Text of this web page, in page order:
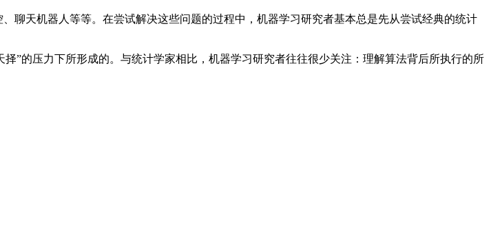
天机器人等等。在尝试解决这些问题的过程中，机器学习研究者基本总是先从尝试经典的统计
的压力下所形成的。与统计学家相比，机器学习研究者往往很少关注：理解算法背后所执行的所